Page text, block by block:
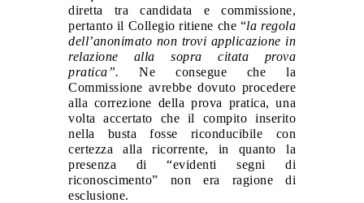
diretta tra candidata e commissione,
pertanto il Collegio ritiene che “la regola
dell’anonimato non trovi applicazione in
relazione alla sopra citata prova
pratica”. Ne consegue che la
Commissione avrebbe dovuto procedere
alla correzione della prova pratica, una
volta accertato che il compito inserito
nella bustafosse riconducibile con
certezza alla ricorrente, in quanto la
presenza di “evidenti segni di
riconoscimento” non era ragione di
esclusione.